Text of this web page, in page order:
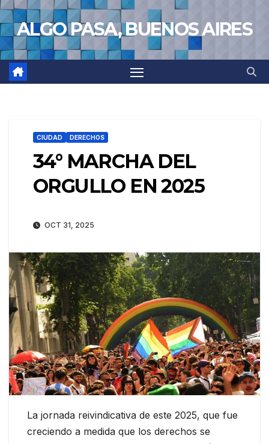
Saltar
al
contenido
ALGO PASA, BUENOS AIRES
CIUDAD DERECHOS
34° MARCHA DEL
ORGULLO EN 2025
OCT 31, 2025
La jornada reivindicativa de este 2025, que fue
creciendo a medida que los derechos se